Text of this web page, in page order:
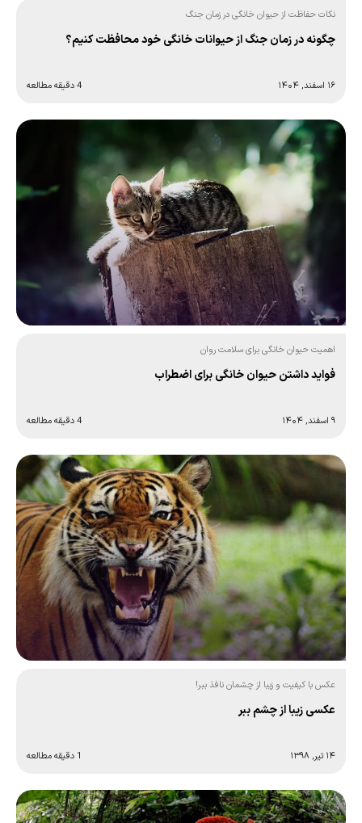
نکات حفاظت از حیوان خانگی در زمان جنگ
چگونه در زمان جنگ از حیوانات خانگی خود محافظت کنیم؟
۱۶ اسفند, ۱۴۰۴ 4 دقیقه مطالعه
اهمیت حیوان خانگی برای سلامت روان
فواید داشتن حیوان خانگی برای اضطراب
۹ اسفند, ۱۴۰۴ 4 دقیقه مطالعه
عکس با کیفیت و زیبا از چشمان نافذ ببر!
عکسی زیبا از چشم ببر
۱۴ تیر, ۱۳۹۸ 1 دقیقه مطالعه